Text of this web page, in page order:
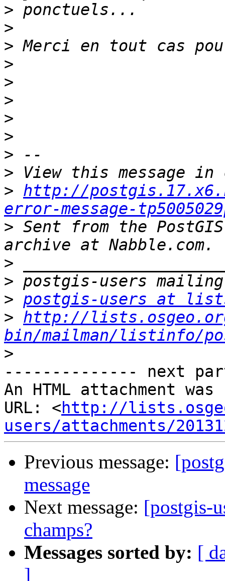
>
>
>
>
>
>
>
>
>
>
> http://
error-message-
> Sent from the
>
>
> postgis-users at
> http://
bin/mailman/listinfo/
>
-------------- next
An HTML attachment
URL: <http://
users/attachments/
Previous message:
message
Next message: [postgis-
champs?
Messages sorted by: [
]